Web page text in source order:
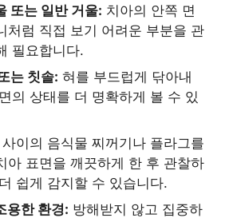
또는 일반 거울: 치아의 안쪽 면
처럼 직접 보기 어려운 부분을 관
필요합니다.
는 칫솔: 혀를 부드럽게 닦아내
의 상태를 더 명확하게 볼 수 있
이의 음식물 찌꺼기나 플라그를
아 표면을 깨끗하게 한 후 관찰하
쉽게 감지할 수 있습니다.
용한 환경: 방해받지 않고 집중하